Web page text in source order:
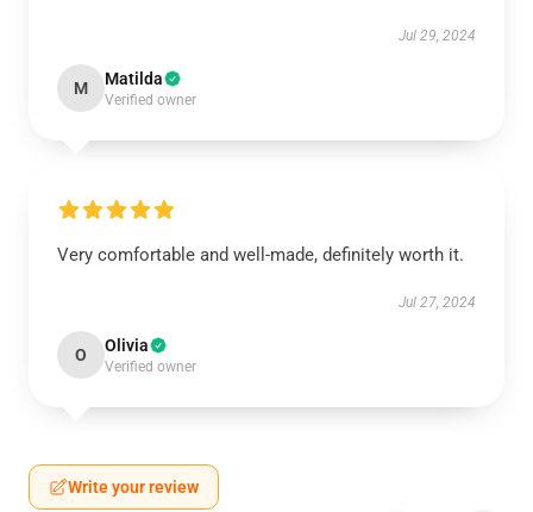
Jul 29, 2024
M Matilda
Verified owner
Very comfortable and well-made, definitely worth it.
Jul 27, 2024
O Olivia
Verified owner
Write your review